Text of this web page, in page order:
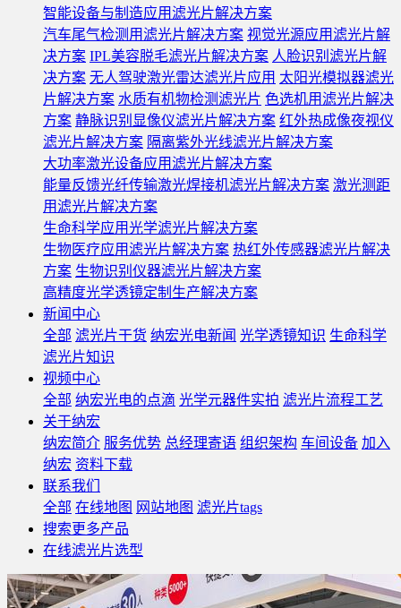
智能设备与制造应用滤光片解决方案
汽车尾气检测用滤光片解决方案 视觉光源应用滤光片解
决方案 IPL美容脱毛滤光片解决方案 人脸识别滤光片解
决方案 无人驾驶激光雷达滤光片应用 太阳光模拟器滤光
片解决方案 水质有机物检测滤光片 色选机用滤光片解决
方案 静脉识别显像仪滤光片解决方案 红外热成像夜视仪
滤光片解决方案 隔离紫外光线滤光片解决方案
大功率激光设备应用滤光片解决方案
能量反馈光纤传输激光焊接机滤光片解决方案 激光测距
用滤光片解决方案
生命科学应用光学滤光片解决方案
生物医疗应用滤光片解决方案 热红外传感器滤光片解决
方案 生物识别仪器滤光片解决方案
高精度光学透镜定制生产解决方案
新闻中心
全部 滤光片干货 纳宏光电新闻 光学透镜知识 生命科学
滤光片知识
视频中心
全部 纳宏光电的点滴 光学元器件实拍 滤光片流程工艺
关于纳宏
纳宏简介 服务优势 总经理寄语 组织架构 车间设备 加入
纳宏 资料下载
联系我们
全部 在线地图 网站地图 滤光片tags
搜索更多产品
在线滤光片选型